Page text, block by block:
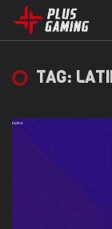
TAG: